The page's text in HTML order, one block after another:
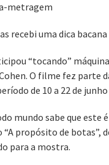
recebi uma dica
“tocando”
O filme fez parte
de 10 a 22 de
mundo sabe que este
propósito de botas”,
para a mostra.